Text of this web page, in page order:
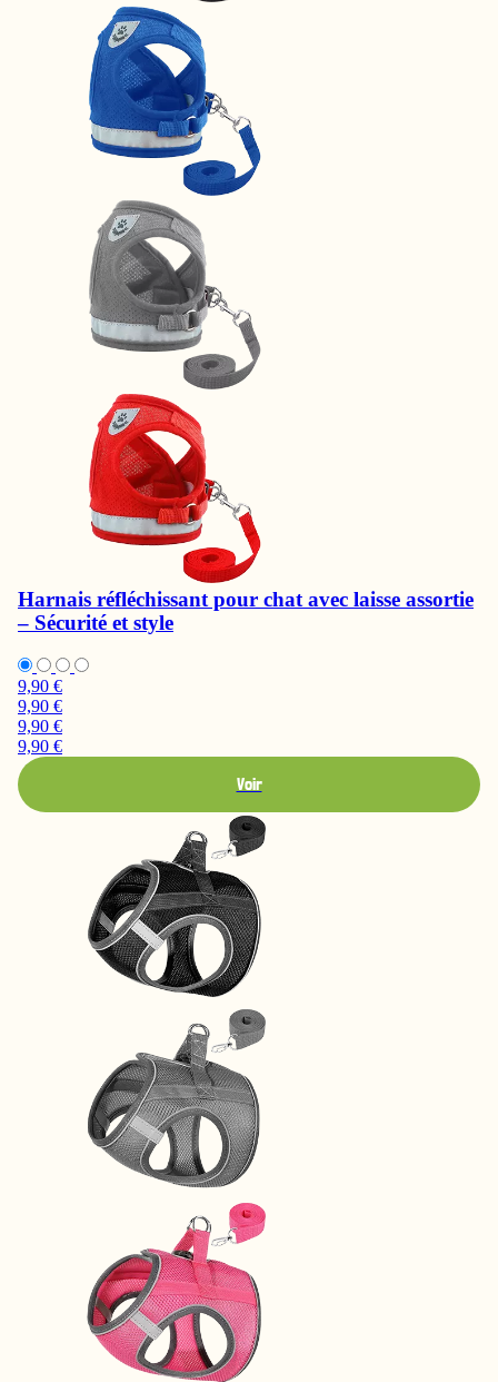
Harnais réfléchissant pour chat avec laisse assortie
– Sécurité et style
9,90 €
9,90 €
9,90 €
9,90 €
Voir